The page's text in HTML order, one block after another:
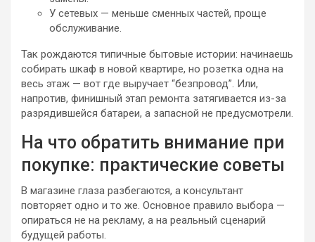
У сетевых — меньше сменных частей, проще
обслуживание.
Так рождаются типичные бытовые истории: начинаешь
собирать шкаф в новой квартире, но розетка одна на
весь этаж — вот где выручает “безпровод”. Или,
напротив, финишный этап ремонта затягивается из-за
разрядившейся батареи, а запасной не предусмотрели.
На что обратить внимание при
покупке: практические советы
В магазине глаза разбегаются, а консультант
повторяет одно и то же. Основное правило выбора —
опираться не на рекламу, а на реальный сценарий
будущей работы.